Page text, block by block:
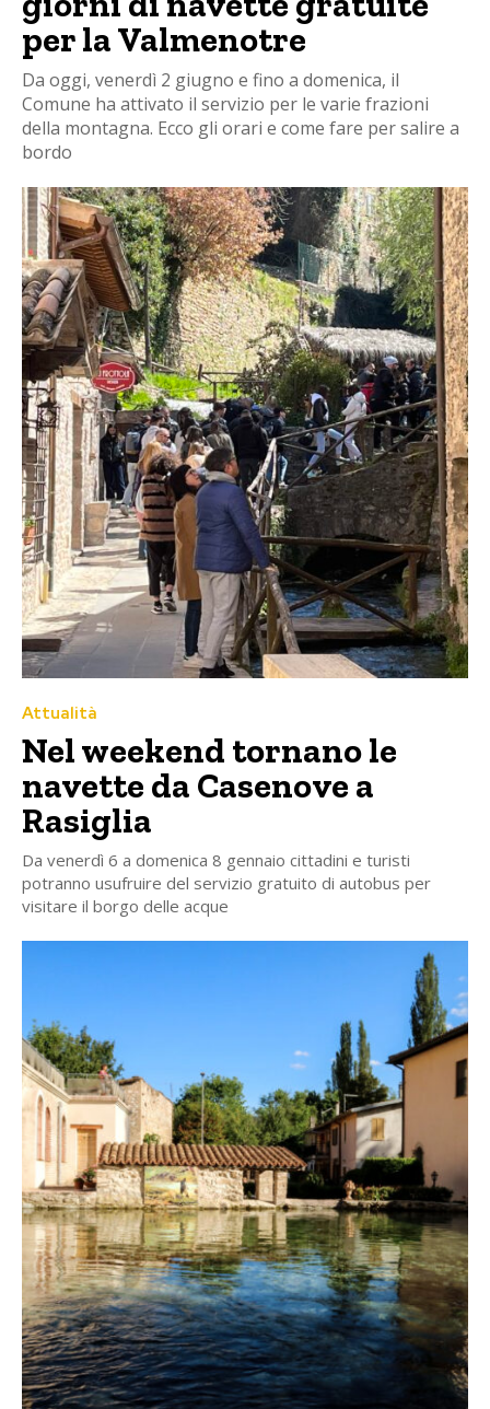
per la Valmenotre
Da oggi, venerdì 2 giugno e fino a domenica, il
Comune ha attivato il servizio per le varie frazioni
della montagna. Ecco gli orari e come fare per salire a
bordo
Attualità
Nel weekend tornano le
navette da Casenove a
Rasiglia
Da venerdì 6 a domenica 8 gennaio cittadini e turisti
potranno usufruire del servizio gratuito di autobus per
visitare il borgo delle acque